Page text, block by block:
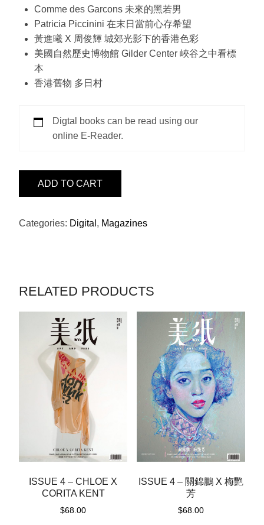
Comme des Garcons 未來的黑若男
Patricia Piccinini 在末日當前心存希望
黃進曦 X 周俊輝 城郊光影下的香港色彩
美國自然歷史博物館 Gilder Center 峽谷之中看標
本
香港舊物 多日村
Digtal books can be read using our
online E-Reader.
枝
ADD TO CART
Categories: Digital , Magazines
RELATED PRODUCTS
ISSUE 4 – CHLOE X
CORITA KENT
$68.00
ISSUE 4 – 關錦鵬 X 梅艷
芳
$68.00